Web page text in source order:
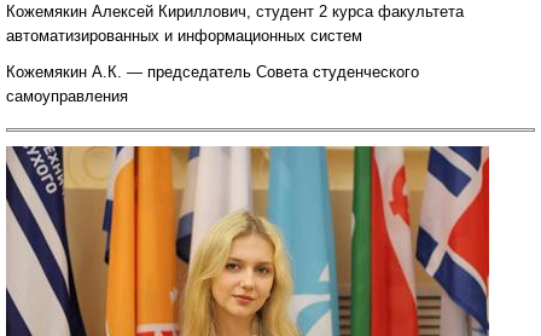
Кожемякин Алексей Кириллович, студент 2 курса факультета
автоматизированных и информационных систем
Кожемякин А.К. — председатель Совета студенческого
самоуправления